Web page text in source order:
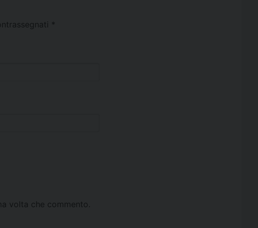
*
volta che commento.